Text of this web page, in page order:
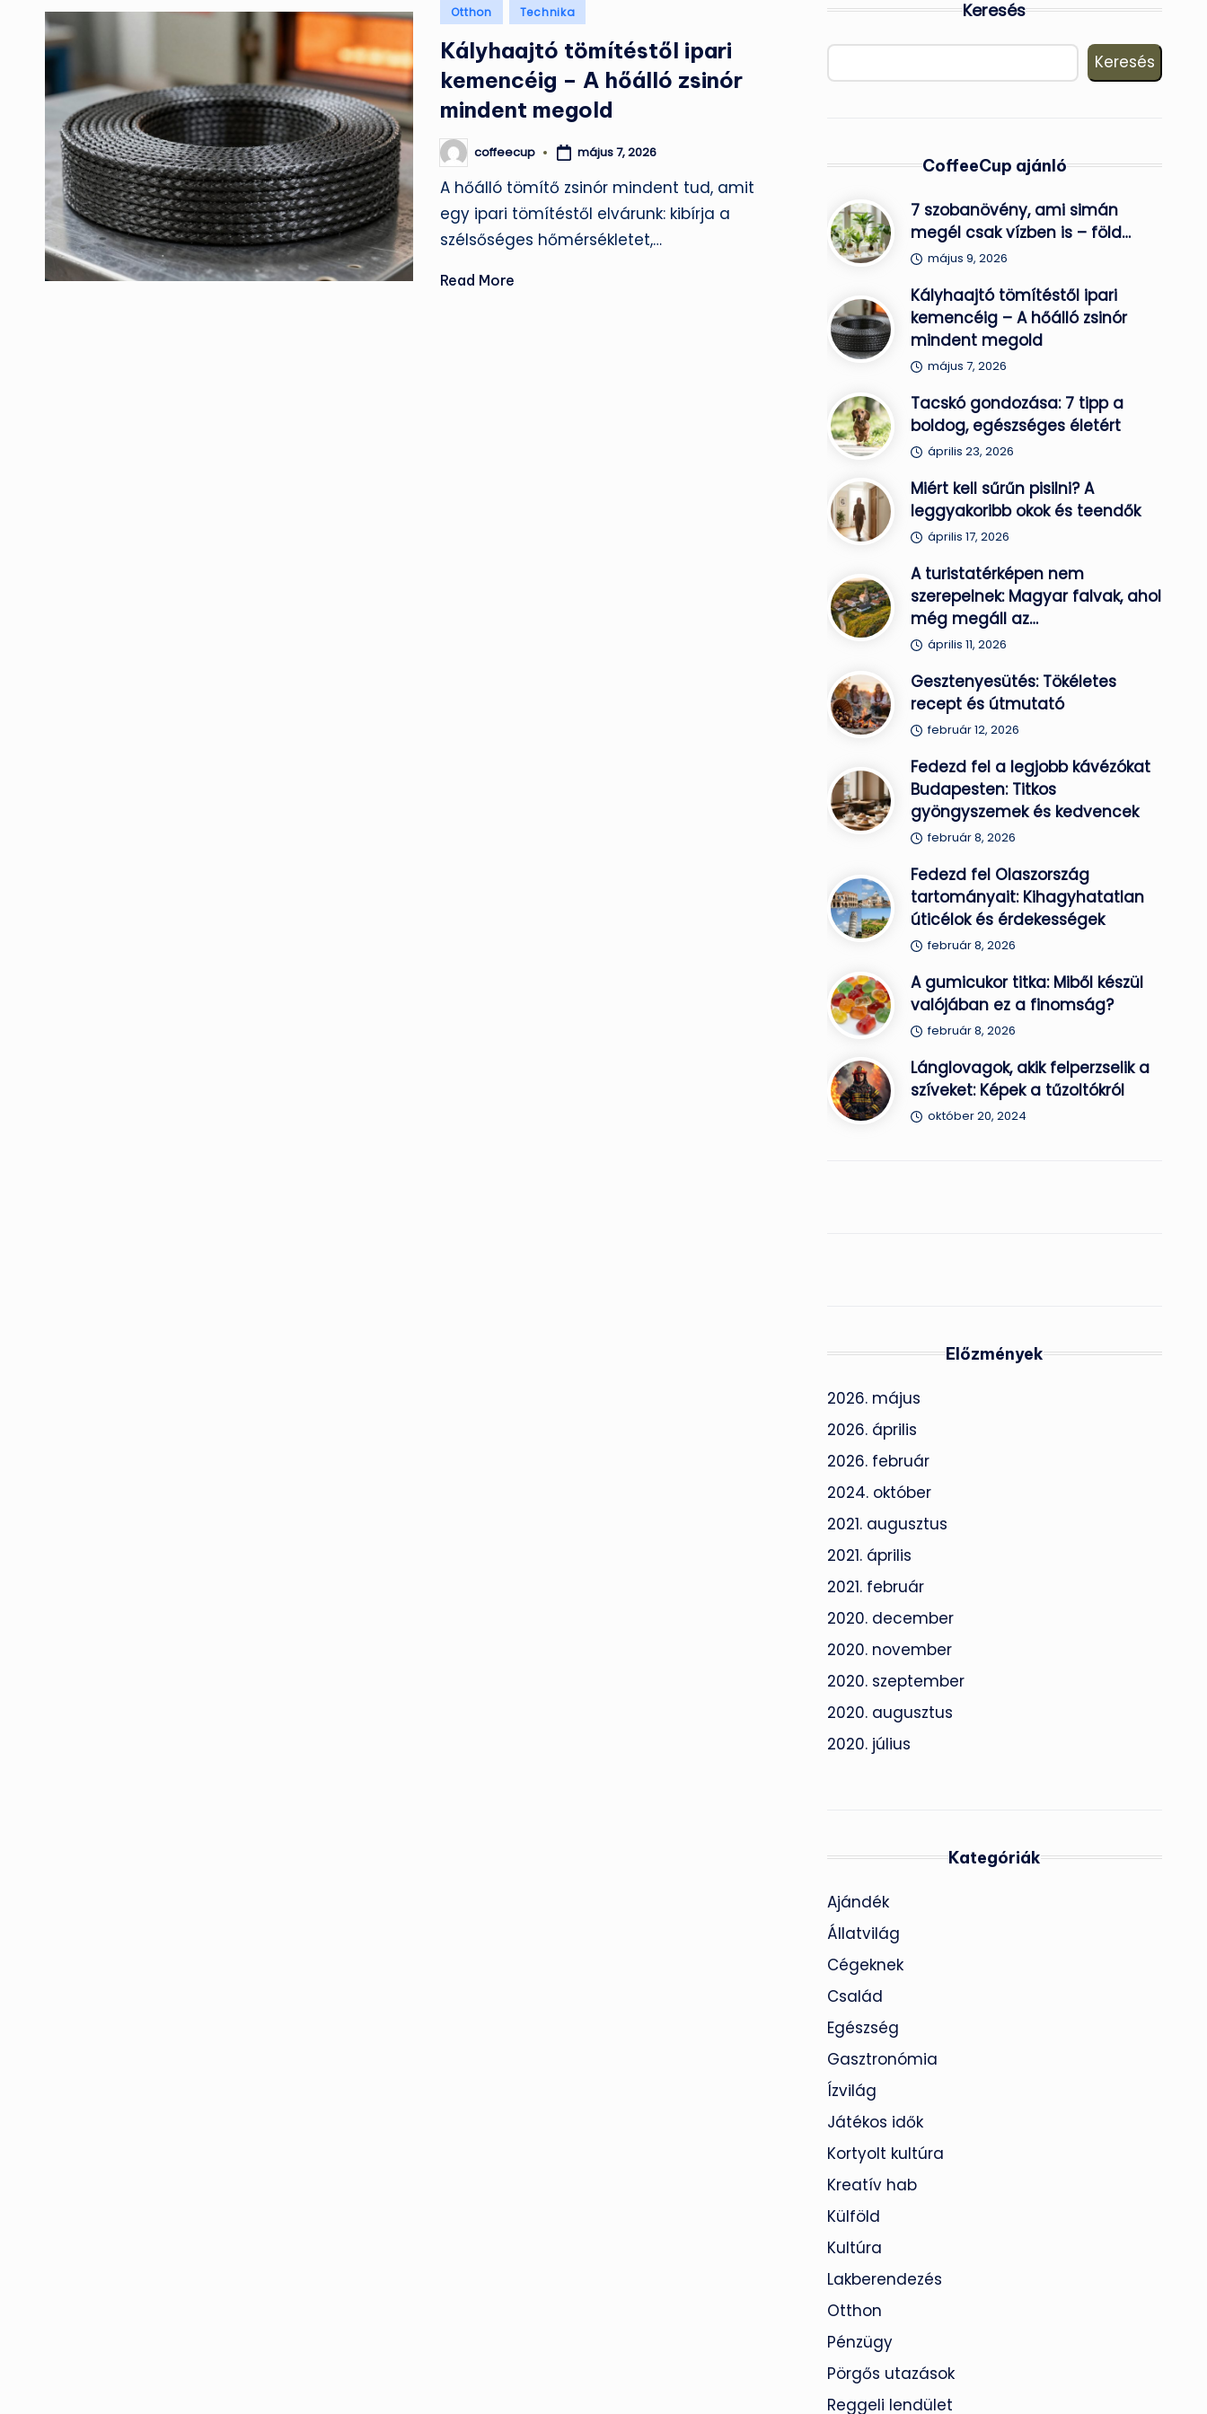
Posted
Otthon Technika
Kályhaajtó tömítéstől ipari
kemencéig – A hőálló zsinór
mindent megold
Posted
by
coffeecup május 7, 2026
A hőálló tömítő zsinór mindent tud, amit
egy ipari tömítéstől elvárunk: kibírja a
szélsőséges hőmérsékletet,…
Read More
Keresés
Keresés
CoffeeCup ajánló
7 szobanövény, ami simán
megél csak vízben is – föld…
május 9, 2026
Kályhaajtó tömítéstől ipari
kemencéig – A hőálló zsinór
mindent megold
május 7, 2026
Tacskó gondozása: 7 tipp a
boldog, egészséges életért
április 23, 2026
Miért kell sűrűn pisilni? A
leggyakoribb okok és teendők
április 17, 2026
A turistatérképen nem
szerepelnek: Magyar falvak, ahol
még megáll az…
április 11, 2026
Gesztenyesütés: Tökéletes
recept és útmutató
február 12, 2026
Fedezd fel a legjobb kávézókat
Budapesten: Titkos
gyöngyszemek és kedvencek
február 8, 2026
Fedezd fel Olaszország
tartományait: Kihagyhatatlan
úticélok és érdekességek
február 8, 2026
A gumicukor titka: Miből készül
valójában ez a finomság?
február 8, 2026
Lánglovagok, akik felperzselik a
szíveket: Képek a tűzoltókról
október 20, 2024
Előzmények
2026. május
2026. április
2026. február
2024. október
2021. augusztus
2021. április
2021. február
2020. december
2020. november
2020. szeptember
2020. augusztus
2020. július
Kategóriák
Ajándék
Állatvilág
Cégeknek
Család
Egészség
Gasztronómia
Ízvilág
Játékos idők
Kortyolt kultúra
Kreatív hab
Külföld
Kultúra
Lakberendezés
Otthon
Pénzügy
Pörgős utazások
Reggeli lendület